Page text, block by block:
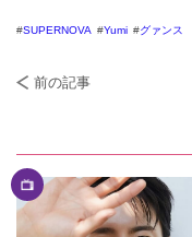
SUPERNOVA Yumi グァンス
前の記事